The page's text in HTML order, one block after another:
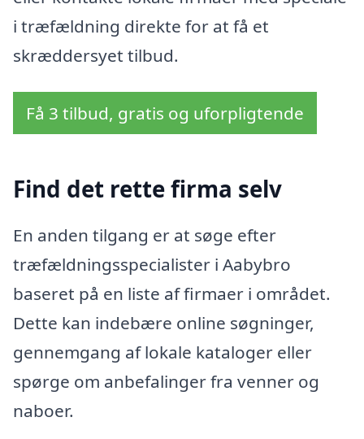
i træfældning direkte for at få et
skræddersyet tilbud.
Få 3 tilbud, gratis og uforpligtende
Find det rette firma selv
En anden tilgang er at søge efter
træfældningsspecialister i Aabybro
baseret på en liste af firmaer i området.
Dette kan indebære online søgninger,
gennemgang af lokale kataloger eller
spørge om anbefalinger fra venner og
naboer.